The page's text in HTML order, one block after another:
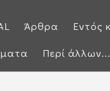
Άρθρα Εντός
Περί